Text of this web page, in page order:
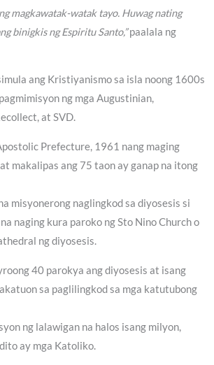
magkawatak-watak tayo. Huwag nating
binigkis ng Espiritu Santo,”paalala ng
ang Kristiyanismo sa isla noong 1600s
ng mga Augustinian,
at SVD.
Prefecture, 1961 nang maging
makalipas ang 75 taon ay ganap na itong
misyonerong naglingkod sa diyosesis si
naging kura paroko ng Sto Nino Church o
ng diyosesis.
40 parokya ang diyosesis at isang
sa paglilingkod sa mga katutubong
ng lalawigan na halos isang milyon,
ay mga Katoliko.